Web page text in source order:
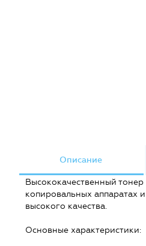
Описание
Высококачественный
копировальных аппаратах
высокого качества.
Основные характеристики: